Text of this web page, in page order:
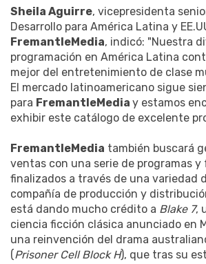
Sheila Aguirre, vicepresidenta
Desarrollo para América Latina y
FremantleMedia, indicó: "Nuestra
programación en América Latina
mejor del entretenimiento de clase
El mercado latinoamericano sigue
para FremantleMedia y estamos
exhibir este catálogo de excelente
FremantleMedia también buscará
ventas con una serie de programas
finalizados a través de una variedad
compañía de producción y
está dando mucho crédito a Blake 7,
ciencia ficción clásica anunciado en
una reinvención del drama
(Prisoner Cell Block H), que tras su